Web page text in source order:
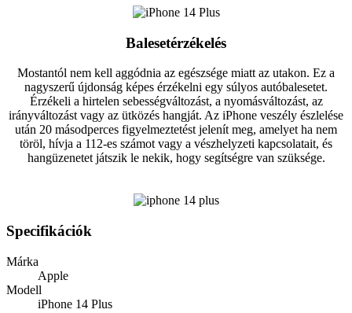
Balesetérzékelés
Mostantól nem kell aggódnia az egészsége miatt az utakon. Ez a
nagyszerű újdonság képes érzékelni egy súlyos autóbalesetet.
Érzékeli a hirtelen sebességváltozást, a nyomásváltozást, az
irányváltozást vagy az ütközés hangját. Az iPhone veszély észlelése
után 20 másodperces figyelmeztetést jelenít meg, amelyet ha nem
töröl, hívja a 112-es számot vagy a vészhelyzeti kapcsolatait, és
hangüzenetet játszik le nekik, hogy segítségre van szüksége.
Specifikációk
Márka
Apple
Modell
iPhone 14 Plus